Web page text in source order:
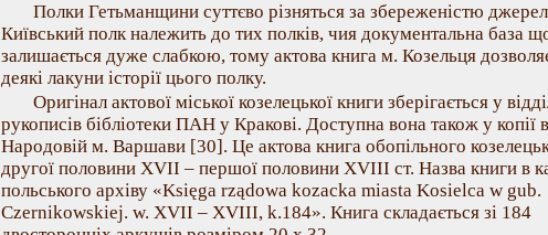
Полки Гетьманщини суттєво різняться за збереженістю джерел
Київський полк належить до тих полків, чия документальна база
залишається дуже слабкою, тому актова книга м. Козельця
деякі лакуни історії цього полку.
Оригінал актової міської козелецької книги зберігається у
рукописів бібліотеки ПАН у Кракові. Доступна вона також у копії в
Народовій м. Варшави [30]. Це актова книга обопільного
другої половини XVII – першої половини XVIII ст. Назва книги в
польського архіву «Księga rządowa kozacka miasta Kosielca w gub.
Czernikowskiej. w. XVII – XVIII, k.184». Книга складається зі 184